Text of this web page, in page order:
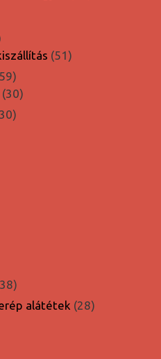
5151
5959
termék
3030
3030
3838
termék
alátétek 2828